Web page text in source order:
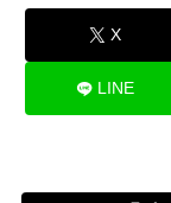
o
o
k
o
n
X
LINE